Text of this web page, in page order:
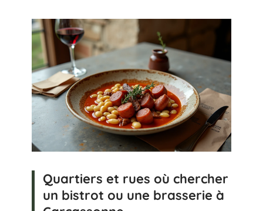
Quartiers et rues où chercher
un bistrot ou une brasserie à